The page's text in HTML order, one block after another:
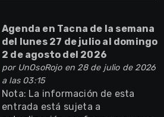
Agenda en Tacna de la semana
del lunes 27 de julio al domingo
2 de agosto del 2026
por UnOsoRojoen 28 de julio de 2026
a las 03:15
Nota: La información de esta
entrada está sujeta a